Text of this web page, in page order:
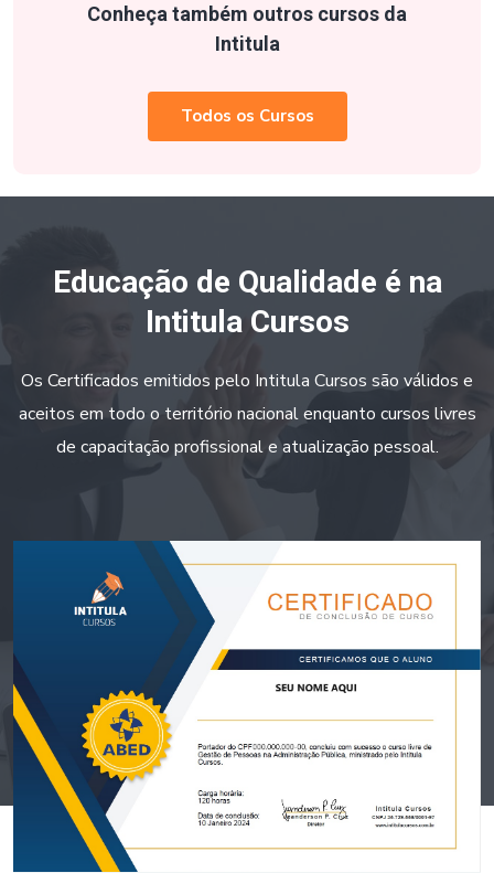
Conheça também outros cursos da
Intitula
Todos os Cursos
Educação de Qualidade é na
Intitula Cursos
Os Certificados emitidos pelo Intitula Cursos são válidos e
aceitos em todo o território nacional enquanto cursos livres
de capacitação profissional e atualização pessoal.